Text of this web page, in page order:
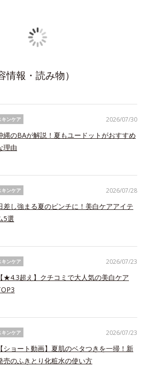
報・読み物）
キンケア
縄のBAが解説！夏もユードットがおすすめ
理由
2026/07/30
キンケア
差し強まる夏のピンチに！美白ケアアイテ
5選
2026/07/28
キンケア
【★4.3超え】クチコミで大人気の美白ケア
2026/07/23
キンケア
【ショート動画】夏肌のベタつきを一掃！新
売のふきとり化粧水の使い方
2026/07/23